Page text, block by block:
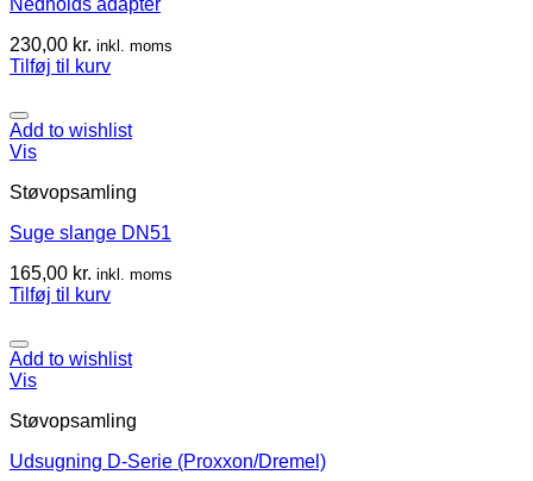
230,00 kr. inkl. moms
Tilføj til kurv
Add to wishlist
Vis
Støvopsamling
Suge slange DN51
165,00 kr. inkl. moms
Tilføj til kurv
Add to wishlist
Vis
Støvopsamling
Udsugning D-Serie (Proxxon/Dremel)